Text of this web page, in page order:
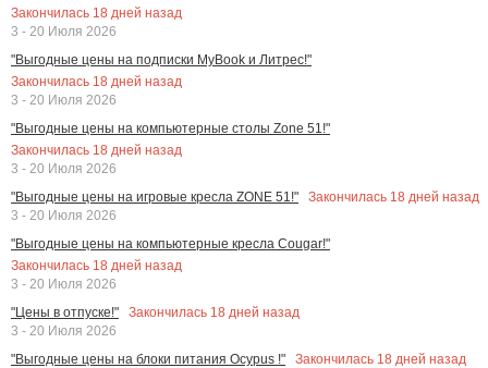
Закончилась 18 дней назад
3 - 20 Июля 2026
"Выгодные цены на подписки MyBook и Литрес!"
Закончилась 18 дней назад
3 - 20 Июля 2026
"Выгодные цены на компьютерные столы Zone 51!"
Закончилась 18 дней назад
3 - 20 Июля 2026
"Выгодные цены на игровые кресла ZONE 51!"
Закончилась 18 дней назад
3 - 20 Июля 2026
"Выгодные цены на компьютерные кресла Cougar!"
Закончилась 18 дней назад
3 - 20 Июля 2026
"Цены в отпуске!"
Закончилась 18 дней назад
3 - 20 Июля 2026
"Выгодные цены на блоки питания Ocypus !"
Закончилась 18 дней назад